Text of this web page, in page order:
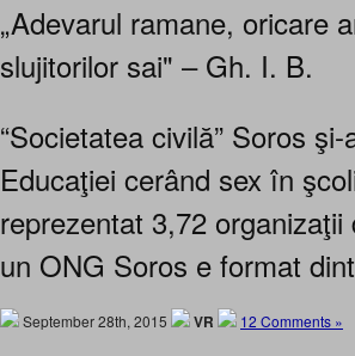
„Adevarul ramane, oricare
slujitorilor sai" – Gh. I. B.
“Societatea civilă” Soros
Educaţiei cerând sex în
reprezentat 3,72 organizaţii
un ONG Soros e format
September 28th, 2015 VR 12 Comments »